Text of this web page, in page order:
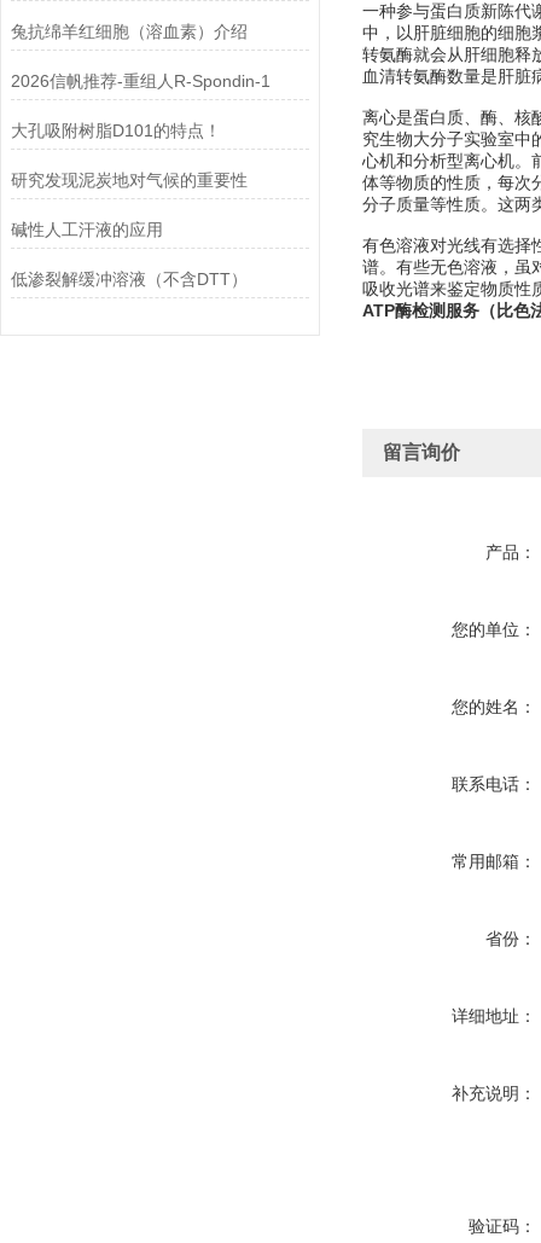
兔抗绵羊红细胞（溶血素）介绍
2026信帆推荐-重组人R-Spondin-1
大孔吸附树脂D101的特点！
研究发现泥炭地对气候的重要性
碱性人工汗液的应用
低渗裂解缓冲溶液（不含DTT）
一种参与蛋白质新陈代
中，以肝脏细胞的细胞
转氨酶就会从肝细胞释
血清转氨酶数量是肝脏
离心是蛋白质、酶、核
究生物大分子实验室中
心机和分析型离心机。
体等物质的性质，每次
分子质量等性质。这两
有色溶液对光线有选择
谱。有些无色溶液，虽
吸收光谱来鉴定物质性
ATP酶检测服务（比色
留言询价
产品：
您的单位：
您的姓名：
联系电话：
常用邮箱：
省份：
详细地址：
补充说明：
验证码：